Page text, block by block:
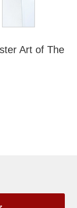
Art of The